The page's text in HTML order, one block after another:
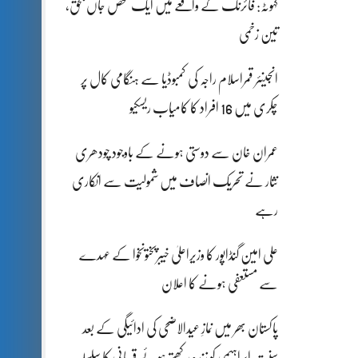
کہوٹہ: فائرنگ کے واقعے میں ایک شخص جاں بحق،
تین زخمی
انجینئر قمراسلام راجہ کی کمبوڈیا سے ہنگامی کال پر
چکری میں 16 افراد کا کامیاب ریسکیو
عمران خان سے دوستی ہونے کے باوجود چودھری
نثار نے تحریک انصاف میں شمولیت سے انکاری
رہے
علی امین گنڈاپور کا وزیراعلیٰ خیبرپختونخوا کے عہدے
سے مستعفی ہونے کا اعلان
پاکستان بھر میں نمازِ عیدالاضحی کی ادائیگی کے بعد